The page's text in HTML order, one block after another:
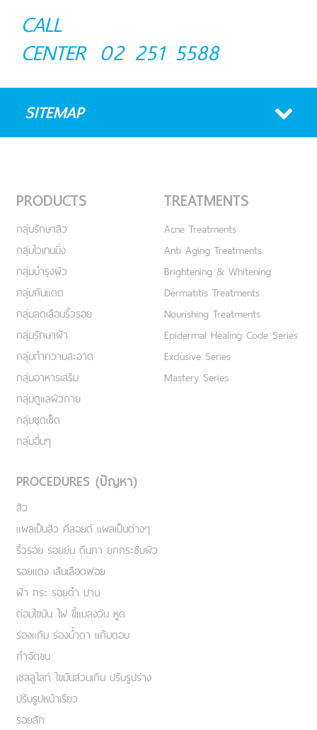
CALL
CENTER 02 251 5588
SITEMAP
PRODUCTS
กลุ่มรักษาสิว
กลุ่มไวเทนนิ่ง
กลุ่มบำรุงผิว
กลุ่มกันแดด
กลุ่มลดเลือนริ้วรอย
กลุ่มรักษาฝ้า
กลุ่มทำความสะอาด
กลุ่มอาหารเสริม
กลุ่มดูแลผิวกาย
กลุ่มชุดเซ็ต
กลุ่มอื่นๆ
TREATMENTS
Acne Treatments
Anti Aging Treatments
Brightening & Whitening
Dermatitis Treatments
Nourishing Treatments
Epidermal Healing Code Series
Exclusive Series
Mastery Series
PROCEDURES (ปัญหา)
สิว
แผลเป็นสิว คีลอยด์ แผลเป็นต่างๆ
ริ้วรอย รอยย่น ตีนกา ยกกระชับผิว
รอยแดง เส้นเลือดฟอย
ฝ้า กระ รอยดำ ปาน
ต่อมไขมัน ไฝ ขี้แมลงวัน หูด
ร่องแก้ม ร่องน้ำตา แก้มตอบ
กำจัดขน
เชลลูไลท์ ไขมันส่วนเกิน ปรับรูปร่าง
ปรับรูปหน้าเรียว
รอยสัก